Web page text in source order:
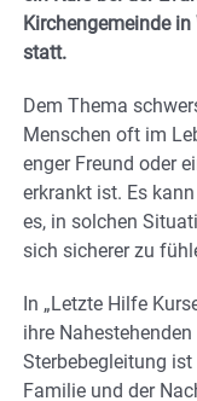
Kirchengemeinde
statt.
Dem Thema
Menschen oft im
enger Freund oder
erkrankt ist. Es
es, in solchen
sich sicherer zu
In „Letzte Hilfe
ihre
Sterbebegleitung
Familie und der